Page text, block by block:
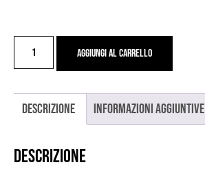
MONELLA
quantità
Aggiungi al carrello
Descrizione Informazioni aggiuntive
Descrizione